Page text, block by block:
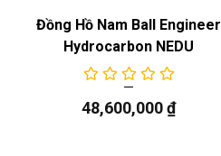
Đồng Hồ Nam Ball Engineer
Hydrocarbon NEDU
48,600,000₫